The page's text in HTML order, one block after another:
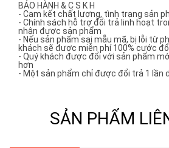
BẢO HÀNH & C S K H
- Cam kết chất lượng, tình trạng sản
- Chính sách hỗ trợ đổi trả linh hoạt
nhận được sản phẩm
- Nếu sản phẩm sai mẫu mã, bị lỗi từ
khách sẽ được miễn phí 100% cước
- Quý khách được đổi với sản phẩm
hơn
- Một sản phẩm chỉ được đổi trả 1 lần
SẢN PHẨM